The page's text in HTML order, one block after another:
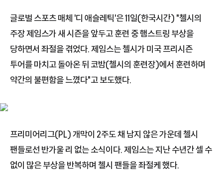
글로벌 스포츠 매체 '디 애슬레틱'은 11일(한국시간) "첼시의
주장 제임스가 새 시즌을 앞두고 훈련 중 햄스트링 부상을
당하면서 좌절을 겪었다. 제임스는 첼시가 미국 프리시즌
투어를 마치고 돌아온 뒤 코밤(첼시의 훈련장)에서 훈련하며
약간의 불편함을 느꼈다"고 보도했다.
프리미어리그(PL) 개막이 2주도 채 남지 않은 가운데 첼시
팬들로선 반가울 리 없는 소식이다. 제임스는 지난 수년간 셀 수
없이 많은 부상을 반복하며 첼시 팬들을 좌절케 했다.